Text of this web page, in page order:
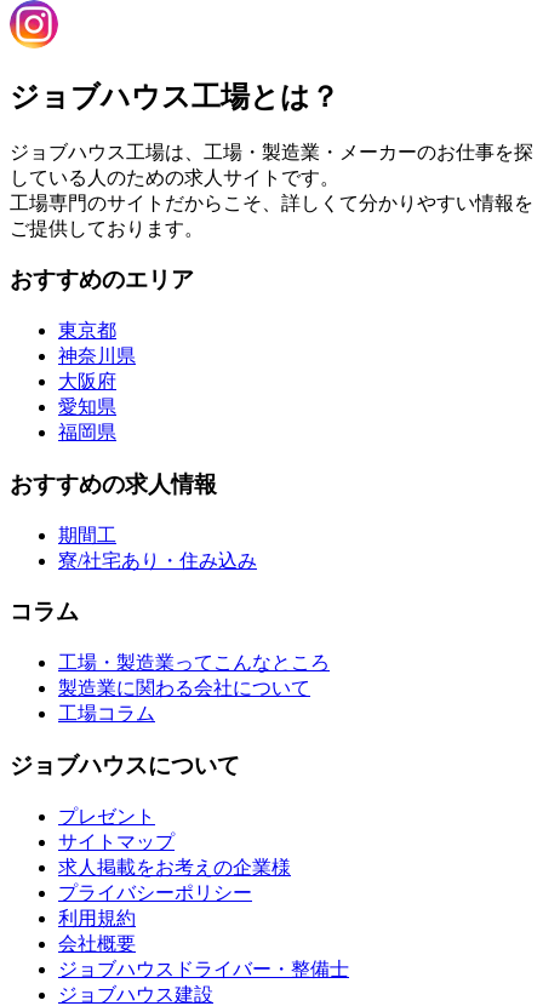
ジョブハウス工場とは？
ジョブハウス工場は、工場・製造業・メーカーのお仕事を探
している人のための求人サイトです。
工場専門のサイトだからこそ、詳しくて分かりやすい情報を
ご提供しております。
おすすめのエリア
東京都
神奈川県
大阪府
愛知県
福岡県
おすすめの求人情報
期間工
寮/社宅あり・住み込み
コラム
工場・製造業ってこんなところ
製造業に関わる会社について
工場コラム
ジョブハウスについて
プレゼント
サイトマップ
求人掲載をお考えの企業様
プライバシーポリシー
利用規約
会社概要
ジョブハウスドライバー・整備士
ジョブハウス建設